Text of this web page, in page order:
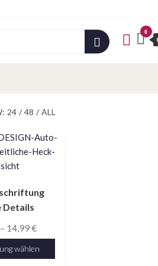
0
24 / 48 / ALL
Details
– 14,99€Preisspanne:
9,99 €
bis
wählen